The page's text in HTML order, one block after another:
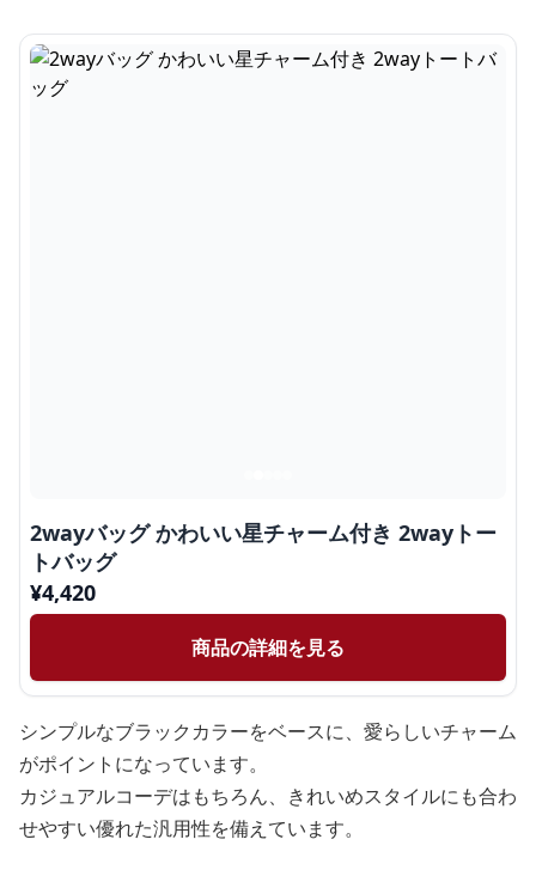
2wayバッグ かわいい星チャーム付き 2wayトー
トバッグ
¥4,420
商品の詳細を見る
シンプルなブラックカラーをベースに、愛らしいチャーム
がポイントになっています。
カジュアルコーデはもちろん、きれいめスタイルにも合わ
せやすい優れた汎用性を備えています。